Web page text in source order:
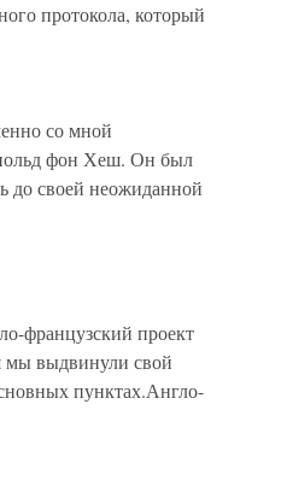
протокола, который
со мной
фон Хеш. Он был
до своей неожиданной
французский проект
мы выдвинули свой
пунктах.Англо-